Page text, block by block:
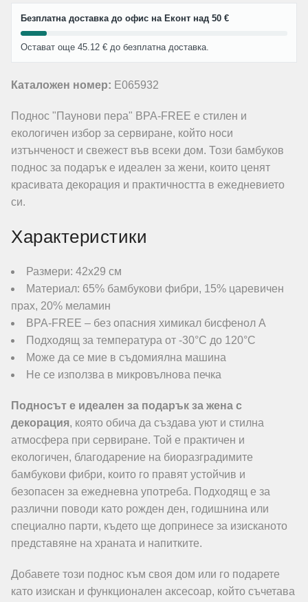
Безплатна доставка до офис на Еконт над 50 €
Остават още 45.12 € до безплатна доставка.
Каталожен номер: E065932
Поднос "Паунови пера" BPA-FREE е стилен и
екологичен избор за сервиране, който носи
изтънченост и свежест във всеки дом. Този бамбуков
поднос за подарък е идеален за жени, които ценят
красивата декорация и практичността в ежедневието
си.
Характеристики
Размери: 42х29 см
Материал: 65% бамбукови фибри, 15% царевичен
прах, 20% меламин
BPA-FREE – без опасния химикал бисфенол А
Подходящ за температура от -30°C до 120°C
Може да се мие в съдомиялна машина
Не се използва в микровълнова печка
Подносът е идеален за подарък за жена с
декорация, която обича да създава уют и стилна
атмосфера при сервиране. Той е практичен и
екологичен, благодарение на биоразградимите
бамбукови фибри, които го правят устойчив и
безопасен за ежедневна употреба. Подходящ е за
различни поводи като рожден ден, годишнина или
специално парти, където ще допринесе за изисканото
представяне на храната и напитките.
Добавете този поднос към своя дом или го подарете
като изискан и функционален аксесоар, който съчетава